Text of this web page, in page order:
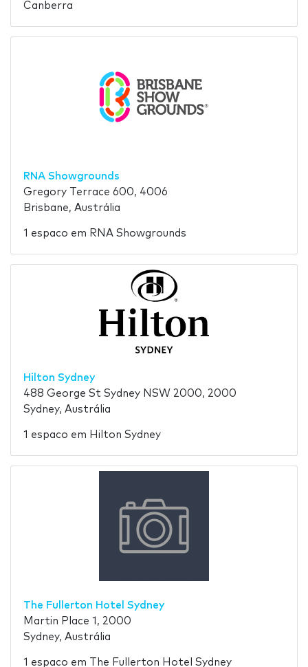
Canberra
RNA Showgrounds
Gregory Terrace 600, 4006
Brisbane, Austrália
1 espaco em RNA Showgrounds
Hilton Sydney
488 George St Sydney NSW 2000, 2000
Sydney, Austrália
1 espaco em Hilton Sydney
The Fullerton Hotel Sydney
Martin Place 1, 2000
Sydney, Austrália
1 espaco em The Fullerton Hotel Sydney